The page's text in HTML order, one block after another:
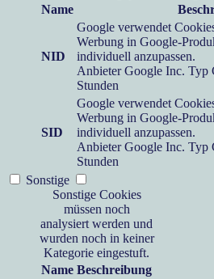
Name
NID
Google verwendet
Werbung in Google-
individuell anzupassen.
Anbieter Google Inc. Typ
Stunden
SID
Google verwendet
Werbung in Google-
individuell anzupassen.
Anbieter Google Inc. Typ
Stunden
Sonstige
Sonstige Cookies
müssen noch
analysiert werden und
wurden noch in keiner
Kategorie eingestuft.
Name Beschreibung